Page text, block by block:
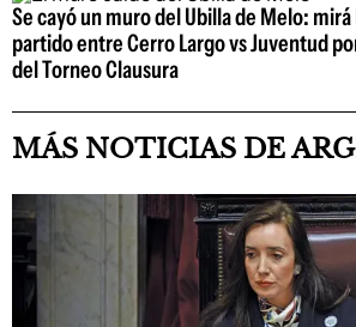
Se cayó un muro del Ubilla de Melo:
partido entre Cerro Largo vs Juventud
del Torneo Clausura
MÁS NOTICIAS DE